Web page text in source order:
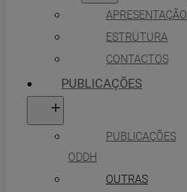
APRESENTAÇÃO
ESTRUTURA
CONTACTOS
PUBLICAÇÕES
PUBLICAÇÕES
ODDH
OUTRAS